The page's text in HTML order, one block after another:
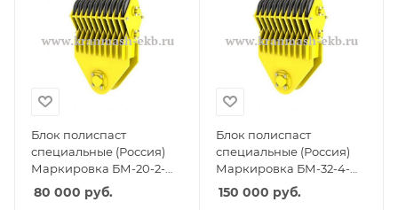
Блок полиспаст
специальные (Россия)
Маркировка БМ-20-2-
ССО, Масса 285кг,
Количество роликов 2, Г/
80 000 руб.
Блок полиспаст
специальные (Россия)
Маркировка БМ-32-4-
ПУ, Масса 300кг,
Количество роликов 4, Г/
150 000 руб.